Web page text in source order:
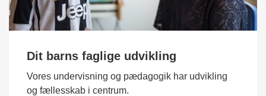
Dit barns faglige udvikling
Vores undervisning og pædagogik har udvikling
og fællesskab i centrum.